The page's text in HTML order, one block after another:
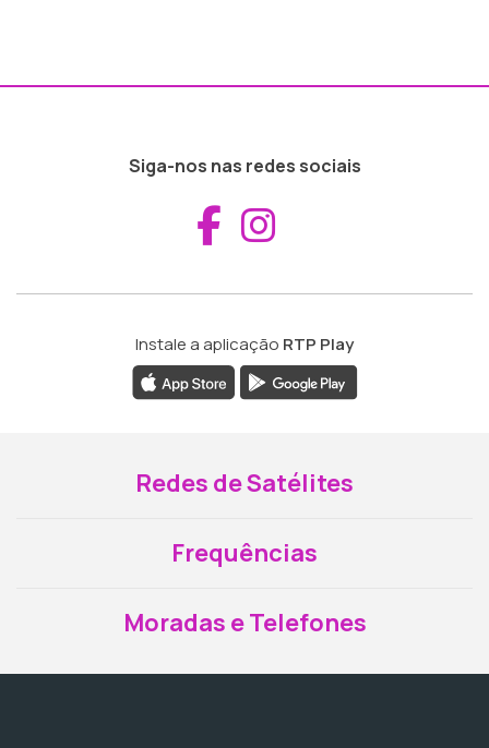
Siga-nos nas redes sociais
Aceder ao
Instale a aplicação RTP Play
Redes de Satélites
Frequências
Moradas e Telefones